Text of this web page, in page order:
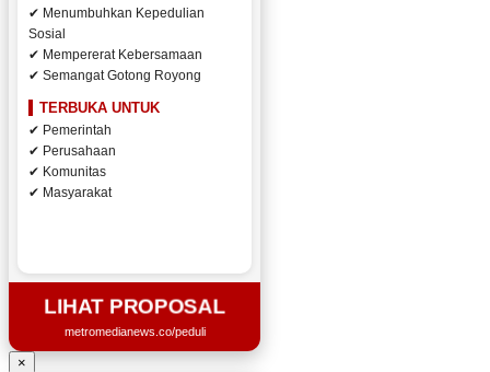
✔ Menumbuhkan Kepedulian
Sosial
✔ Mempererat Kebersamaan
✔ Semangat Gotong Royong
TERBUKA UNTUK
✔ Pemerintah
✔ Perusahaan
✔ Komunitas
✔ Masyarakat
LIHAT PROPOSAL
metromedianews.co/peduli
×